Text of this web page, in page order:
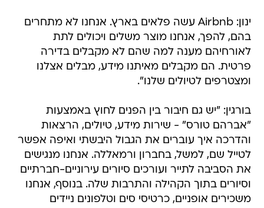
לאורחיהם מענה למה שהם לא מקבלים בדירה
פרטית. הם מקבלים מאיתנו מידע, מבלים אצלנו
ומצטרפים לטיולים שלנו".
בורגין: "יש גם חיבור בין הפנים לחוץ באמצעות
והדרכה איך עוברים את הגבול היבשתי ואיפה אפשר
לטייל שם, למשל, בחברון ורמאללה. אנחנו מנגישים
את הסביבה לתייר ועורכים סיורים עירוניים-חברתיים
וסיורים בתוך הקהילה והתרבות שלה. בנוסף, אנחנו
משכירים אופניים, כרטיסי סים וטלפונים ניידים
ועורכים סדנאות, בהן גם סדנה להכנת חומוס".